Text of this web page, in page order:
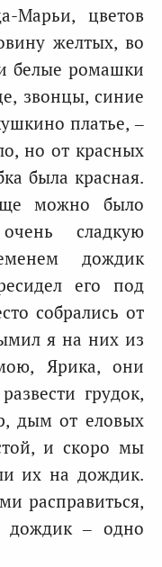
Марьи, цветов
желтых, во
белые ромашки
звонцы, синие
платье, –
но от красных
была красная.
можно было
сладкую
дождик
его под
собрались от
я на них из
Ярика, они
грудок,
дым от еловых
и скоро мы
их на дождик.
расправиться,
дождик – одно